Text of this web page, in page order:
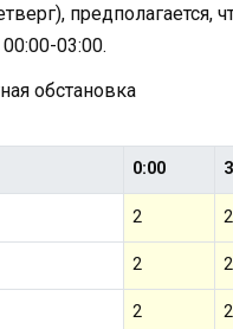
03:00.
обстановка
0:00
2 2
2 2
2 2